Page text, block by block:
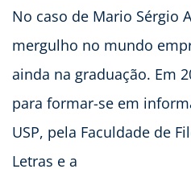
No caso de Mario Sérgio
mergulho no mundo
ainda na graduação. Em
para formar-se em
USP, pela Faculdade de
Letras e a